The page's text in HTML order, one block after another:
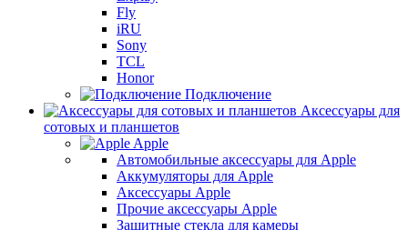
Fly
iRU
Sony
TCL
Honor
Подключение
Аксессуары для
сотовых и планшетов
Apple
Автомобильные аксессуары для Apple
Аккумуляторы для Apple
Аксессуары Apple
Прочие аксессуары Apple
Защитные стекла для камеры